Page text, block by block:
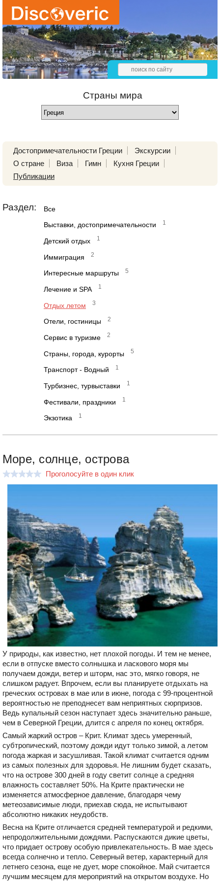
Страны мира
Достопримечательности Греции
Экскурсии
О стране
Виза Гимн
Кухня Греции
Публикации
Раздел: Все
Выставки, достопримечательности 1
Детский отдых 1
Иммиграция 2
Интересные маршруты 5
Лечение и SPA 1
Отдых летом 3
Отели, гостиницы 2
Сервис в туризме 2
Страны, города, курорты 5
Транспорт - Водный 1
Турбизнес, турвыставки 1
Фестивали, праздники 1
Экзотика 1
Море, солнце, острова
Проголосуйте в один клик
У природы, как известно, нет плохой погоды. И тем не менее,
если в отпуске вместо солнышка и ласкового моря мы
получаем дожди, ветер и шторм, нас это, мягко говоря, не
слишком радует. Впрочем, если вы планируете отдыхать на
греческих островах в мае или в июне, погода с 99-процентной
вероятностью не преподнесет вам неприятных сюрпризов.
Ведь купальный сезон наступает здесь значительно раньше,
чем в Северной Греции, длится с апреля по конец октября.
Самый жаркий остров – Крит. Климат здесь умеренный,
субтропический, поэтому дожди идут только зимой, а летом
погода жаркая и засушливая. Такой климат считается одним
из самых полезных для здоровья. Не лишним будет сказать,
что на острове 300 дней в году светит солнце а средняя
влажность составляет 50%. На Крите практически не
изменяется атмосферное давление, благодаря чему
метеозависимые люди, приехав сюда, не испытывают
абсолютно никаких неудобств.
Весна на Крите отличается средней температурой и редкими,
непродолжительными дождями. Распускаются дикие цветы,
что придает острову особую привлекательность. В мае здесь
всегда солнечно и тепло. Cеверный ветер, характерный для
летнего сезона, еще не дует, море спокойное. Май считается
лучшим месяцем для мероприятий на открытом воздухе. Но